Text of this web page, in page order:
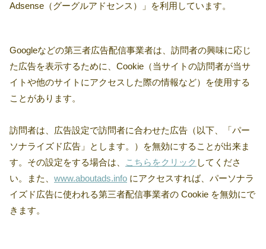
Adsense（グーグルアドセンス）」を利用しています。
Googleなどの第三者広告配信事業者は、訪問者の興味に応じ
た広告を表示するために、Cookie（当サイトの訪問者が当サ
イトや他のサイトにアクセスした際の情報など）を使用する
ことがあります。
訪問者は、広告設定で訪問者に合わせた広告（以下、「パー
ソナライズド広告」とします。）を無効にすることが出来ま
す。その設定をする場合は、
こちらをクリック してくださ
い。また、 www.aboutads.info にアクセスすれば、パーソナラ
イズド広告に使われる第三者配信事業者の Cookie を無効にで
きます。